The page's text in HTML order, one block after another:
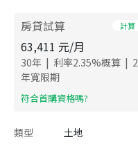
房貸試算 計算
63,411 元/月
30年 | 利率2.35%概算 | 2
年寬限期
​符合首購資格嗎?
類型 土地